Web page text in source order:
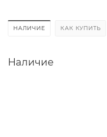
НАЛИЧИЕ КАК КУПИТЬ
Наличие